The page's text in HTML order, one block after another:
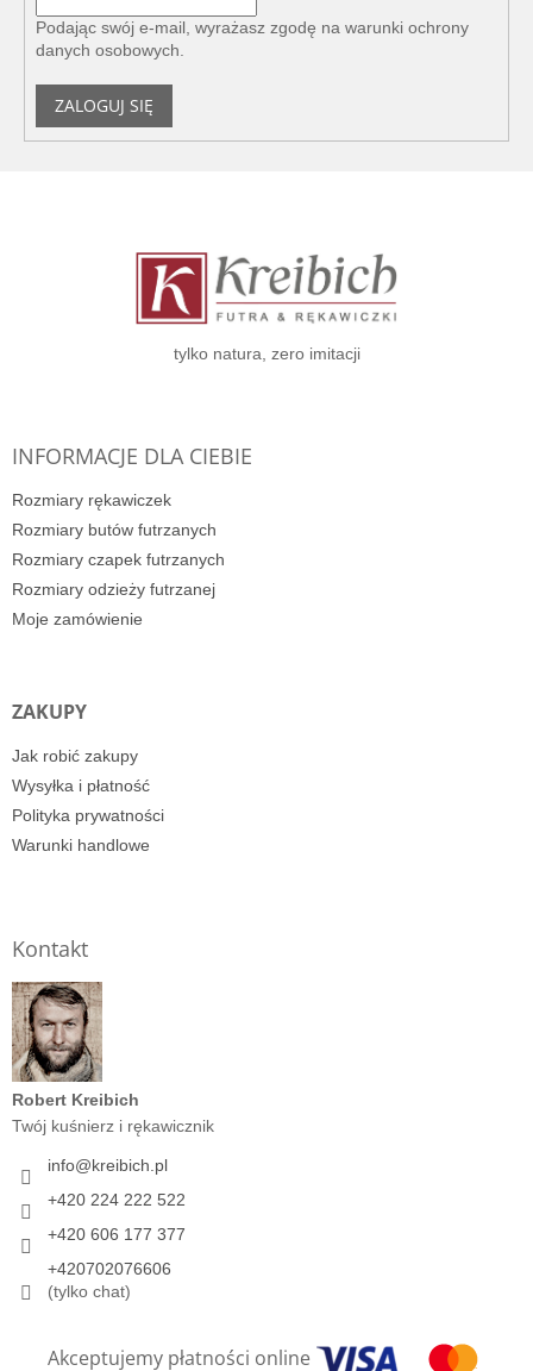
Podając swój e-mail, wyrażasz zgodę na warunki ochrony
danych osobowych.
ZALOGUJ SIĘ
tylko natura, zero imitacji
INFORMACJE DLA CIEBIE
Rozmiary rękawiczek
Rozmiary butów futrzanych
Rozmiary czapek futrzanych
Rozmiary odzieży futrzanej
Moje zamówienie
ZAKUPY
Jak robić zakupy
Wysyłka i płatność
Polityka prywatności
Warunki handlowe
Kontakt
Robert Kreibich
Twój kuśnierz i rękawicznik
info@kreibich.pl
+420 224 222 522
+420 606 177 377
+420702076606
(tylko chat)
Akceptujemy płatności online